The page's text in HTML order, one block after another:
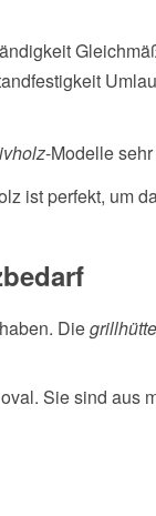
-Modelle
ist perfekt,
Die
Sie sind